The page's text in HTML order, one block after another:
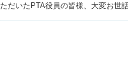
ただいたPTA役員の皆様、大変お世